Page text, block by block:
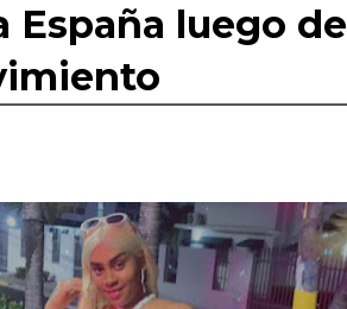
España luego de